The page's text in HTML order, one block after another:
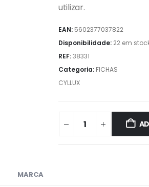
utilizar.
EAN: 5602377037822
Disponibilidade: 22 em
REF:38331
Categoria: FICHAS
CYLLUX
MARCA